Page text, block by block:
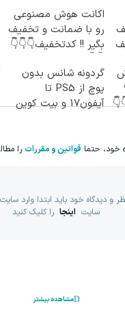
اکانت هوش مصنوعی
رو با ضمانت و تخفیف
بگیر !! کدتخفیف👇👇👇
گردونه شانس بدون
پوچ از PS5 تا
آیفون17 و بیت کوین
خود، حتما قوانین و مقررات را
و دیدگاه خود باید ابتدا وارد
سایت اینجا را کلیک کنید
مشاهده بیشتر